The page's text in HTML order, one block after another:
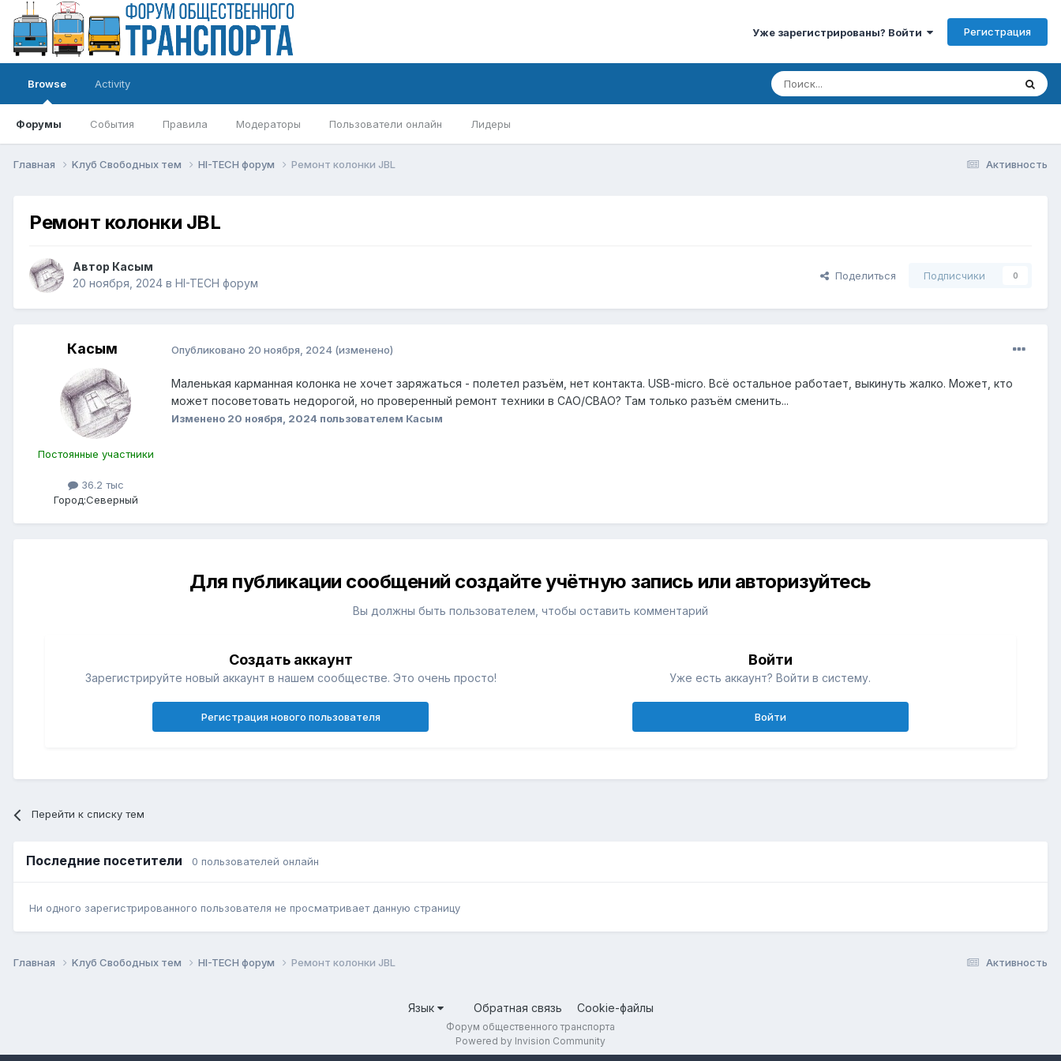
Уже зарегистрированы? Войти Регистрация
Browse
Форумы События Правила Модераторы Пользователи онлайн Лидеры
Activity
Активность
Главная Kлуб Свободных тем HI-TECH форум Ремонт колонки JBL
Ремонт колонки JBL
Автор Касым
20 ноября, 2024 в HI-TECH форум
Поделиться Подписчики 0
Касым
Постоянные участники
36.2 тыс
Город:Северный
Опубликовано 20 ноября, 2024 (изменено)
Маленькая карманная колонка не хочет заряжаться - полетел разъём, нет контакта. USB-micro. Всё остальное работает, выкинуть жалко. Может, кто
может посоветовать недорогой, но проверенный ремонт техники в САО/СВАО? Там только разъём сменить...
Изменено 20 ноября, 2024 пользователем Касым
Для публикации сообщений создайте учётную запись или авторизуйтесь
Вы должны быть пользователем, чтобы оставить комментарий
Создать аккаунт
Зарегистрируйте новый аккаунт в нашем сообществе. Это очень просто!
Регистрация нового пользователя
Войти
Уже есть аккаунт? Войти в систему.
Войти
Перейти к списку тем
Последние посетители 0 пользователей онлайн
Ни одного зарегистрированного пользователя не просматривает данную страницу
Активность
Главная Kлуб Свободных тем HI-TECH форум Ремонт колонки JBL
Язык Обратная связь Cookie-файлы
Форум общественного транспорта
Powered by Invision Community